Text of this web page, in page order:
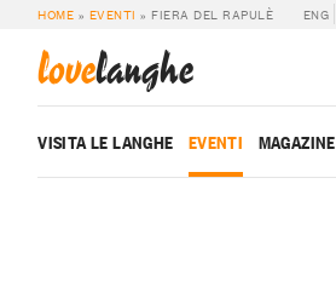
HOME » EVENTI » FIERA DEL RAPULÈ ENG
lovelanghe
VISITA LE LANGHE EVENTI MAGAZINE